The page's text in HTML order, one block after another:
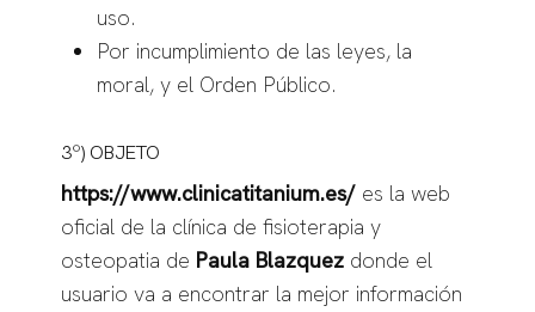
uso.
Por incumplimiento de las leyes, la
moral, y el Orden Público.
3º) OBJETO
https://www.clinicatitanium.es/es la web
oficial de la clínica de fisioterapia y
osteopatia de Paula Blazquezdonde el
usuario va a encontrar la mejor información